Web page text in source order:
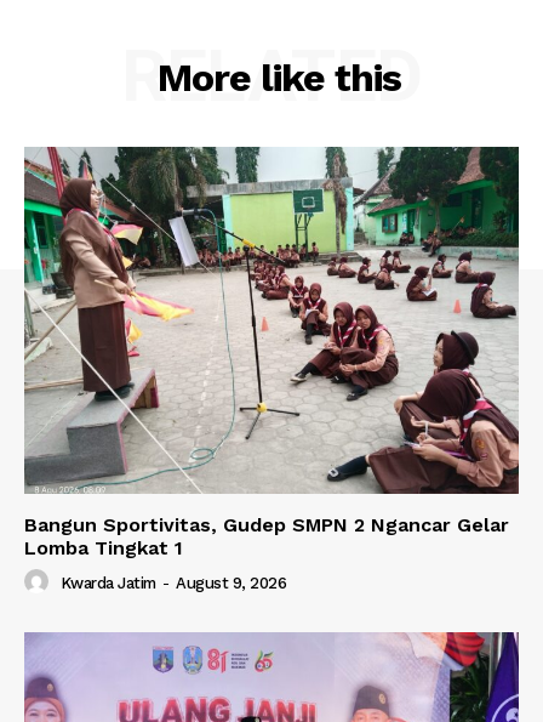
More like this
RELATED
Bangun Sportivitas, Gudep SMPN 2 Ngancar Gelar
Lomba Tingkat 1
Kwarda Jatim - August 9, 2026